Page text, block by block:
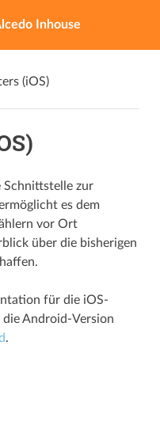
Inhouse
(iOS)
Schnittstelle zur
es dem
vor Ort
über die bisherigen
für die iOS-
Android-Version
.